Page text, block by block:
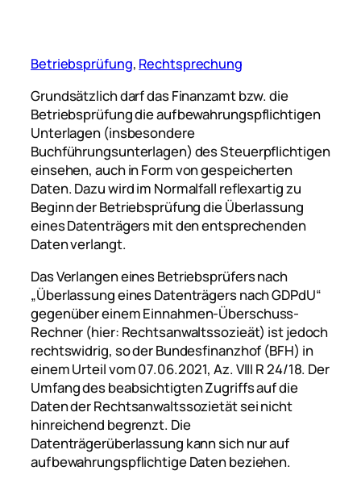
Betriebsprüfung, Rechtsprechung
Grundsätzlich darf das Finanzamt bzw. die
Betriebsprüfung die aufbewahrungspflichtigen
Unterlagen (insbesondere
Buchführungsunterlagen) des Steuerpflichtigen
einsehen, auch in Form von gespeicherten
Daten. Dazu wird im Normalfall reflexartig zu
Beginn der Betriebsprüfung die Überlassung
eines Datenträgers mit den entsprechenden
Daten verlangt.
Das Verlangen eines Betriebsprüfers nach
„Überlassung eines Datenträgers nach GDPdU“
gegenüber einem Einnahmen-Überschuss-
Rechner (hier: Rechtsanwaltssozieät) ist jedoch
rechtswidrig, so der Bundesfinanzhof (BFH) in
einem Urteil vom 07.06.2021, Az. VIII R 24/18. Der
Umfang des beabsichtigten Zugriffs auf die
Daten der Rechtsanwaltssozietät sei nicht
hinreichend begrenzt. Die
Datenträgerüberlassung kann sich nur auf
aufbewahrungspflichtige Daten beziehen.